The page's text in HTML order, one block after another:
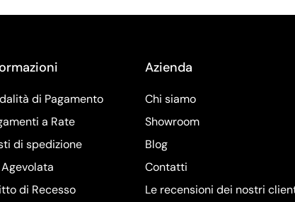
di Pagamento
a Rate
di spedizione
di Recesso
Azienda
Chi siamo
Showroom
Blog
Contatti
Le recensioni dei nostri